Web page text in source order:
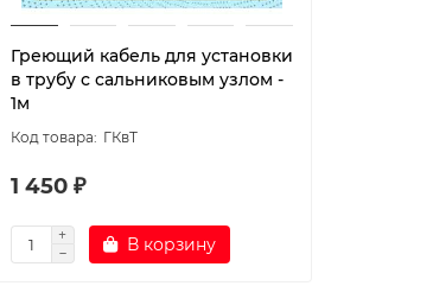
Греющий кабель для установки
в трубу с сальниковым узлом -
1м
ГКвТ
1 450 ₽
В корзину